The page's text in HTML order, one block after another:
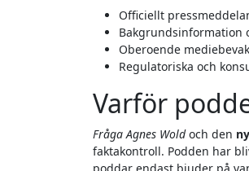
Officiellt
Bakgrundsinformation
Oberoende
Regulatoriska och
Varför
Fråga Agnes Woldoch den
faktakontroll. Podden har